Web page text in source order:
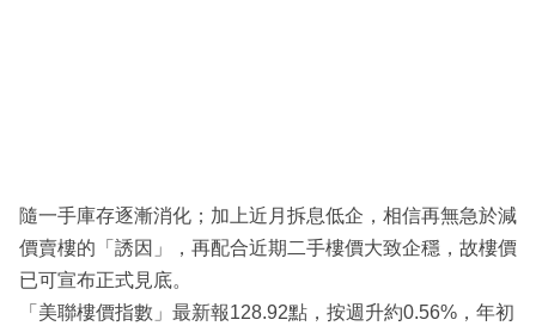
隨一手庫存逐漸消化；加上近月拆息低企，相信再無急於減
價賣樓的「誘因」，再配合近期二手樓價大致企穩，故樓價
已可宣布正式見底。
「美聯樓價指數」最新報128.92點，按週升約0.56%，年初